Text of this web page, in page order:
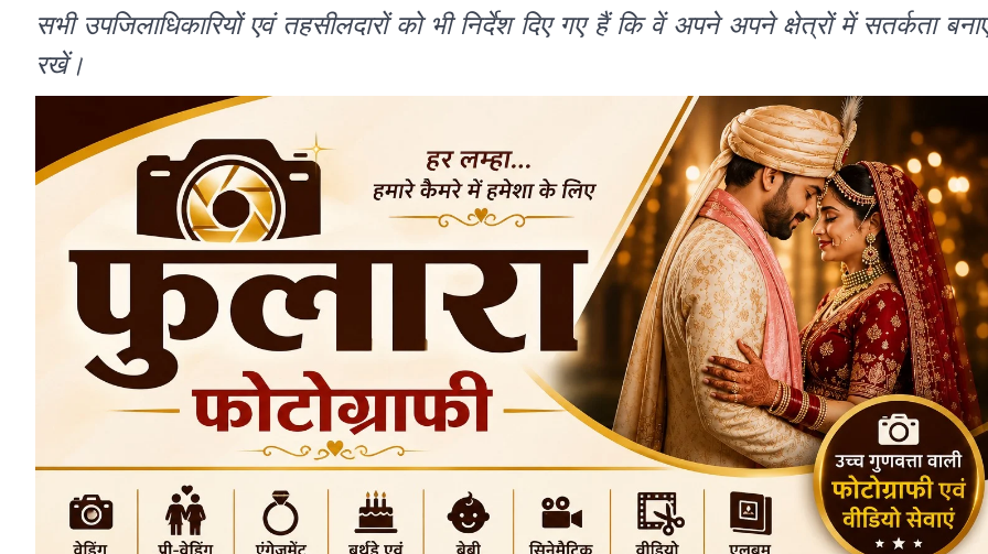
सभी उपजिलाधिकारियों एवं तहसीलदारों को भी निर्देश दिए गए हैं कि वें अपने अपने क्षेत्रों में सतर्कता
रखें।